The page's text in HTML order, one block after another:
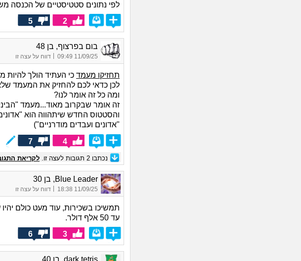
לפי נתונים סטטיסטיים של הכנסה
2
5
בום בפרצוף, בן 48
11/09/25 09:49 דווח על עצה זו
תחזיקו מעמד כי העתיד הולך להיות
לכן כדאי לכם להחזיק את המעמד
ומה כל זה אומר לנו?
זה אומר שבקרוב מאוד...מעמד
והסטטוס החדש שיתהווה הוא
"אדונים ועבדים מודרניים")
4
7
נכתבו 2 תגובות לעצה זו. לקריאת
Blue Leader, בן 30
11/09/25 18:38
| דווח על עצה זו
עד 50 אלף דולר.
3
6
dark tetris, בן 40